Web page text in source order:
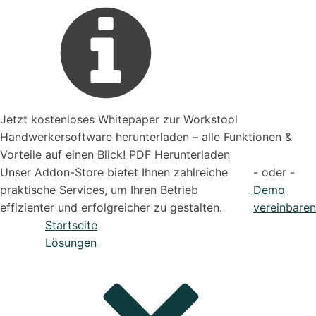
Jetzt kostenloses Whitepaper zur Workstool
Handwerkersoftware herunterladen – alle Funktionen &
Vorteile auf einen Blick! PDF Herunterladen
Unser Addon-Store bietet Ihnen zahlreiche
praktische Services, um Ihren Betrieb
effizienter und erfolgreicher zu gestalten.
- oder -
Demo
vereinbaren
Startseite
Lösungen